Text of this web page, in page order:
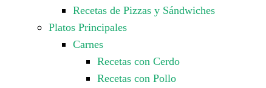
Recetas de Pizzas y Sándwiches
Platos Principales
Carnes
Recetas con Cerdo
Recetas con Pollo